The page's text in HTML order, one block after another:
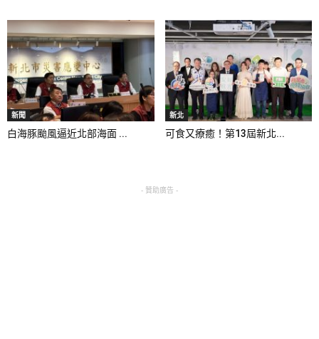
新聞
白海豚颱風逼近北部海面 ...
新北
可食又療癒！第13屆新北...
- 贊助廣告 -